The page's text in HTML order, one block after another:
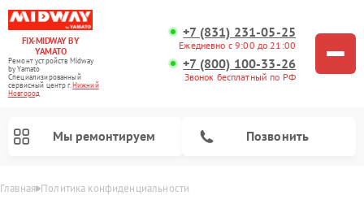
FIX-MIDWAY BY
YAMATO
Ремонт устройств Midway
by Yamato
Специализированный
cервисный центр г.Нижний
Новгород
+7 (831) 231-05-25
Ежедневно с 9:00 до 21:00
+7 (800) 100-33-26
Звонок бесплатный по РФ
Мы ремонтируем Позвонить
Главная Политика конфиденциальности